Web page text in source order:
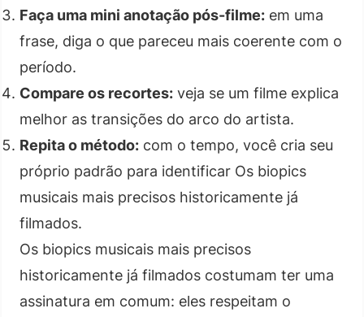
Faça uma mini anotação pós-filme: em uma
frase, diga o que pareceu mais coerente com o
período.
Compare os recortes: veja se um filme explica
melhor as transições do arco do artista.
Repita o método: com o tempo, você cria seu
próprio padrão para identificar Os biopics
musicais mais precisos historicamente já
filmados.
Os biopics musicais mais precisos
historicamente já filmados costumam ter uma
assinatura em comum: eles respeitam o